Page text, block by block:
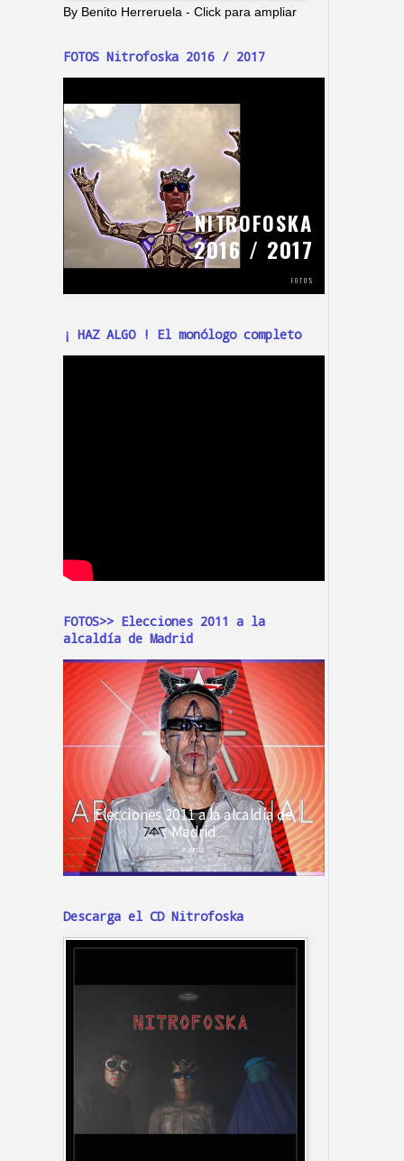
By Benito Herreruela - Click para ampliar
FOTOS Nitrofoska 2016 / 2017
¡ HAZ ALGO ! El monólogo completo
FOTOS>> Elecciones 2011 a la
alcaldía de Madrid
Descarga el CD Nitrofoska